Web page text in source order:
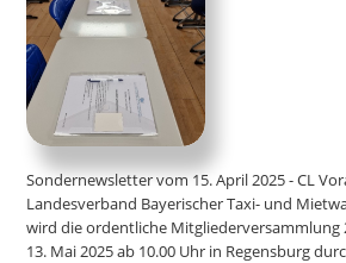
Sondernewsletter vom 15. April 2025 - CL
Landesverband Bayerischer Taxi- und
wird die ordentliche Mitgliederversammlung
13. Mai 2025 ab 10.00 Uhr in Regensburg